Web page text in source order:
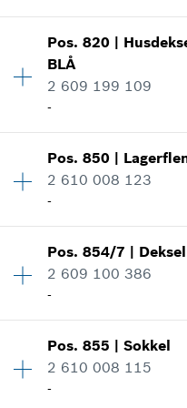
733,64
Kvantitet
1
Prisgruppe
Vis som bilde
92,20 kr*
Pos.820 |
BLÅ
2 609 199 109
-
Prisgruppe:21
79,59 kr*
*Anviste priser er
Pos.850 |
2 610 008 123
-
Kvantitet 1
Prisgruppe:33
Bruksinformasjon
Vis som bilde
Pos.854/7 | Deksel
2 609 100 386
-
Prisgruppe:21
Pos.855 |Sokkel
2 610 008 115
-